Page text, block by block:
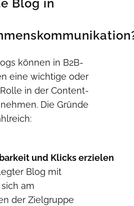
Blog in
können in B2B-
eine wichtige oder
in der Content-
Die Gründe
und Klickserzielen
Blog mit
am
der Zielgruppe